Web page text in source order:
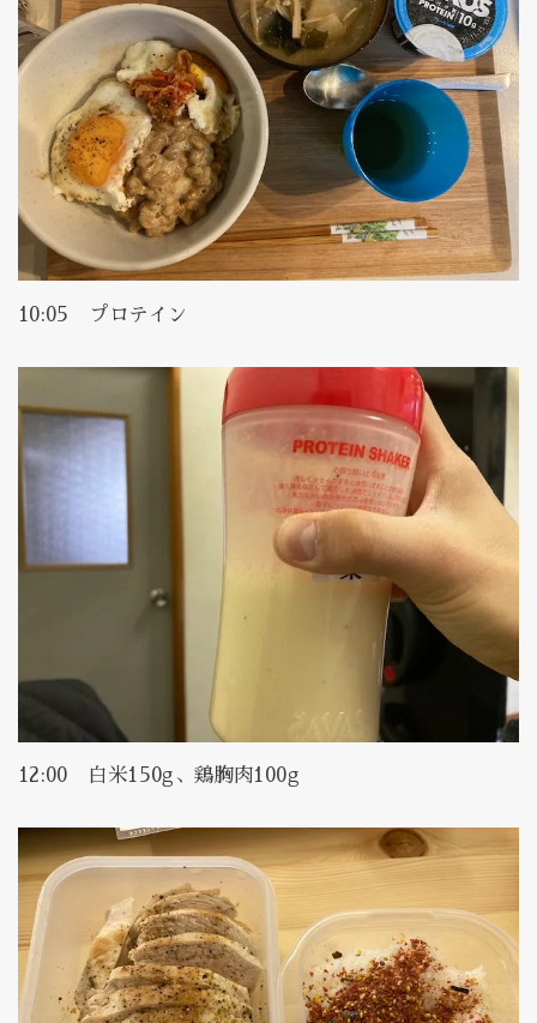
10:05 プロテイン
12:00 白米150g、鶏胸肉100g